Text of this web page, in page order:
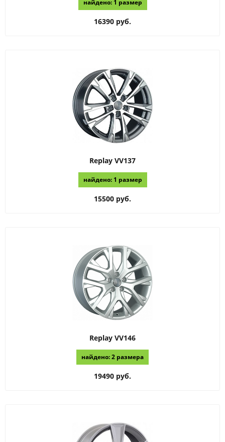
найдено: 1 размер
16390 руб.
Replay VV137
найдено: 1 размер
15500 руб.
Replay VV146
найдено: 2 размера
19490 руб.